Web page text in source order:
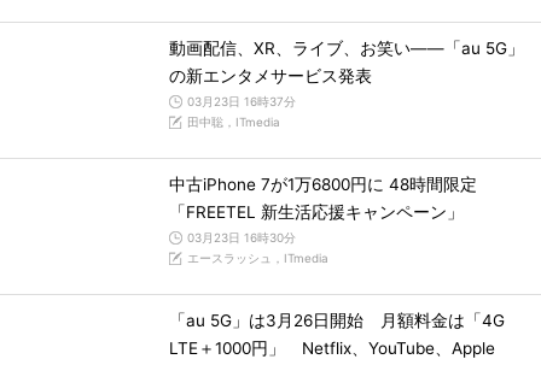
動画配信、XR、ライブ、お笑い――「au 5G」
の新エンタメサービス発表
03月23日 16時37分
田中聡，ITmedia
中古iPhone 7が1万6800円に 48時間限定
「FREETEL 新生活応援キャンペーン」
03月23日 16時30分
エースラッシュ，ITmedia
「au 5G」は3月26日開始 月額料金は「4G
LTE＋1000円」 Netflix、YouTube、Apple